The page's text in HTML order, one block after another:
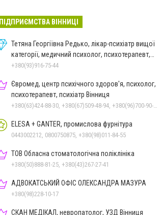
ПІДПРИЄМСТВА ВІННИЦІ
Тетяна Георгіївна Редько, лікар-психіатр вищої
категорії, медичний психолог, психотерапевт,
гіпнолог
+380(93)916-75-44
Євромед, центр психічного здоров'я, психолог,
психотерапевт, психіатр Вінниця
+380(63)424-88-30, +380(67)509-48-94, +380(96)700-90-01
ELESA + GANTER, промислова фурнітура
0443002212, 0800750875, +380(98)011-84-55
ТОВ Обласна стоматологічна поліклініка
+380(50)888-81-25, +380(43)267-27-41
АДВОКАТСЬКИЙ ОФІС ОЛЕКСАНДРА МАЗУРА
+380(98)228-10-17
СКАН МЕДІКАЛ, невропатолог, УЗД Вінниця